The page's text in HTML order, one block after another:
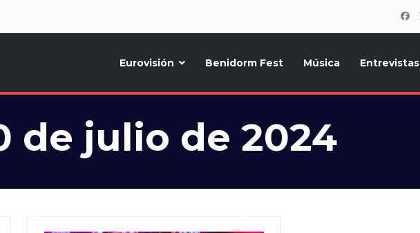
Eurovisión Benidorm Fest Música Entrevistas
de julio de 2024